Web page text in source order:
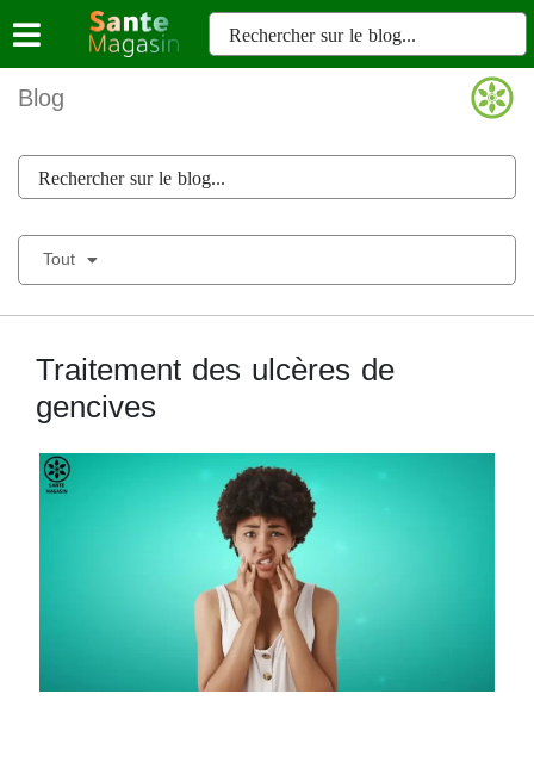
Blog
Tout
Traitement des ulcères de
gencives